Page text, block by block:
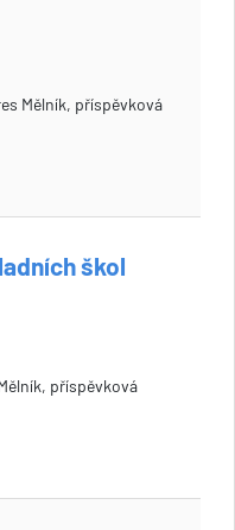
Mělník, příspěvková
škol
příspěvková